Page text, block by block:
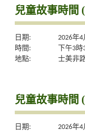
兒童故事時間
日期:
2026年
時間:
下午3
地點:
士美非
兒童故事時間
日期:
2026年